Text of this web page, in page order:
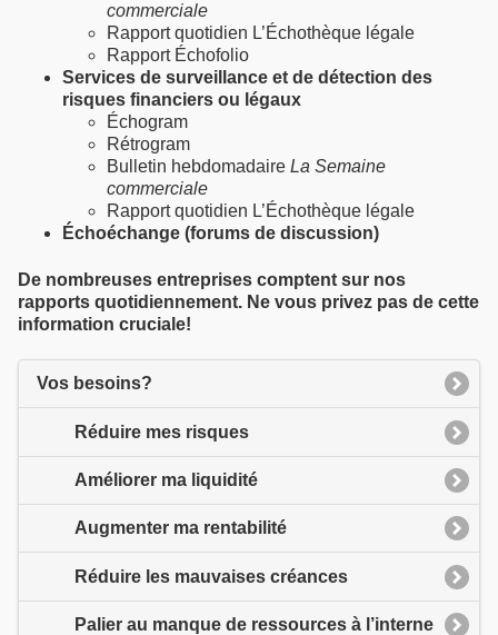
commerciale
Rapport quotidien L’Échothèque légale
Rapport Échofolio
Services de surveillance et de détection des
risques financiers ou légaux
Échogram
Rétrogram
Bulletin hebdomadaire La Semaine
commerciale
Rapport quotidien L’Échothèque légale
Échoéchange (forums de discussion)
De nombreuses entreprises comptent sur nos
rapports quotidiennement. Ne vous privez pas de cette
information cruciale!
Vos besoins?
Réduire mes risques
Améliorer ma liquidité
Augmenter ma rentabilité
Réduire les mauvaises créances
Palier au manque de ressources à l’interne